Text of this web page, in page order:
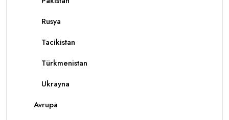
Rusya
Tacikistan
Türkmenistan
Ukrayna
Avrupa